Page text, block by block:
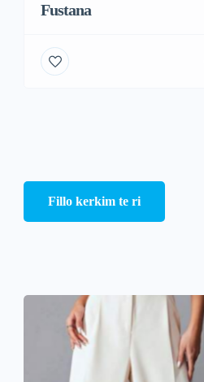
Fustana
Fillo kerkim te ri